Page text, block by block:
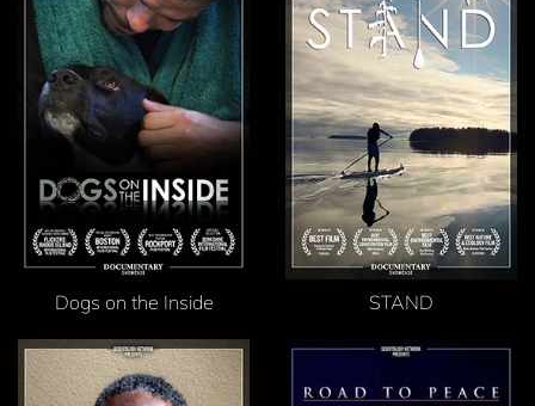
Dogs on the Inside STAND